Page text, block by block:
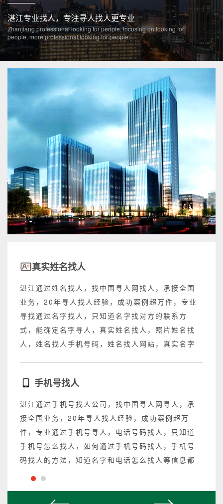
湛江专业找人，专注寻人找人更专业
Zhanjiang professional looking for people, focusing on looking for
people, more professional looking for peoplel
真实姓名找人
湛江通过姓名找人，找中国寻人网找人，承接全国
业务，20年寻人找人经验，成功案例超万件，专业
寻找通过名字找人，只知道名字找对方的联系方
式，能确定名字寻人，真实姓名找人，照片姓名找
人，姓名找人手机号码，姓名找人网站，真实名字
手机号找人
湛江通过手机号找人公司，找中国寻人网寻人，承
接全国业务，20年寻人找人经验，成功案例超万
件，专业通过手机号寻人，电话号码找人，只知道
手机号怎么找人，如何通过手机号码找人，手机号
码找人的方法，知道名字和电话怎么找人等信息都
可以操作，不成功不收费。